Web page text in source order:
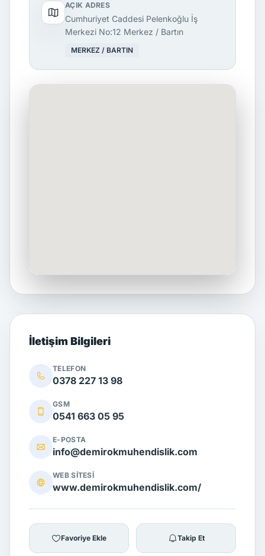
AÇIK ADRES
Cumhuriyet Caddesi Pelenkoğlu İş
Merkezi No:12 Merkez / Bartın
MERKEZ / BARTIN
İletişim Bilgileri
TELEFON
0378 227 13 98
GSM
0541 663 05 95
E-POSTA
info@demirokmuhendislik.com
WEB SITESI
www.demirokmuhendislik.com/
Favoriye Ekle Takip Et